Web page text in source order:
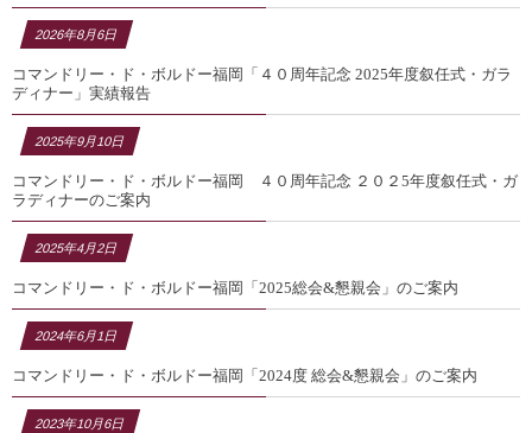
2026年8月6日
コマンドリー・ド・ボルドー福岡「４０周年記念 2025年度叙任式・ガラ
ディナー」実績報告
2025年9月10日
コマンドリー・ド・ボルドー福岡 ４０周年記念 ２０２5年度叙任式・ガ
ラディナーのご案内
2025年4月2日
コマンドリー・ド・ボルドー福岡「2025総会&懇親会」のご案内
2024年6月1日
コマンドリー・ド・ボルドー福岡「2024度 総会&懇親会」のご案内
2023年10月6日